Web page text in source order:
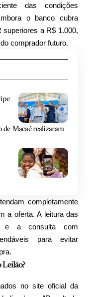
das condições
o banco cubra
a R$ 1.000,
comprador futuro.
de Macaé realizaram
completamente
a oferta. A leitura das
e a consulta com
para evitar
no site oficial da